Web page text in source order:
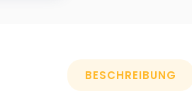
BESCHREIBUNG